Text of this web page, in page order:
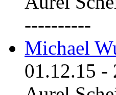
----------
Michael
01.12.15 -